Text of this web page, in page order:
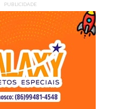
PUBLICIDADE